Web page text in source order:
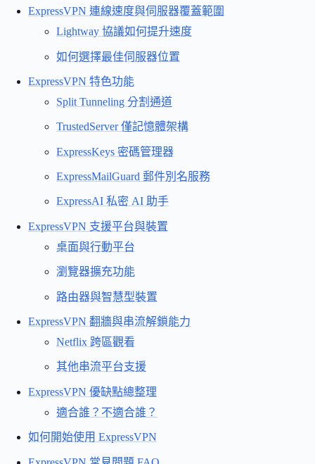
ExpressVPN 連線速度與伺服器覆蓋範圍
Lightway 協議如何提升速度
如何選擇最佳伺服器位置
ExpressVPN 特色功能
Split Tunneling 分割通道
TrustedServer 僅記憶體架構
ExpressKeys 密碼管理器
ExpressMailGuard 郵件別名服務
ExpressAI 私密 AI 助手
ExpressVPN 支援平台與裝置
桌面與行動平台
瀏覽器擴充功能
路由器與智慧型裝置
ExpressVPN 翻牆與串流解鎖能力
Netflix 跨區觀看
其他串流平台支援
ExpressVPN 優缺點總整理
適合誰？不適合誰？
如何開始使用 ExpressVPN